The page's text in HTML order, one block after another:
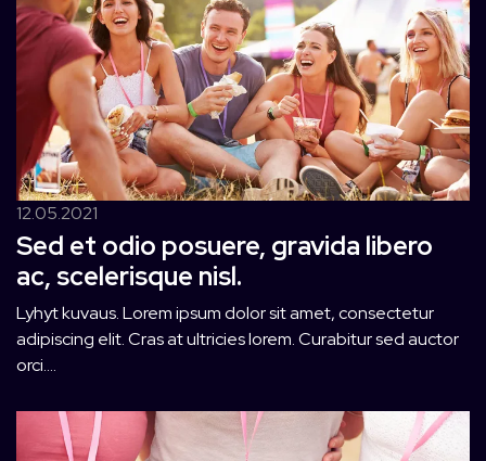
12.05.2021
Sed et odio posuere, gravida libero
ac, scelerisque nisl.
Lyhyt kuvaus. Lorem ipsum dolor sit amet, consectetur
adipiscing elit. Cras at ultricies lorem. Curabitur sed auctor
orci....